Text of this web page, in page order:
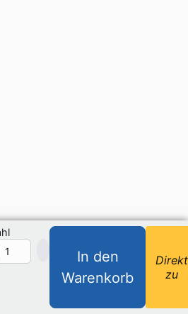
In den
Warenkorb
Direkt
zu